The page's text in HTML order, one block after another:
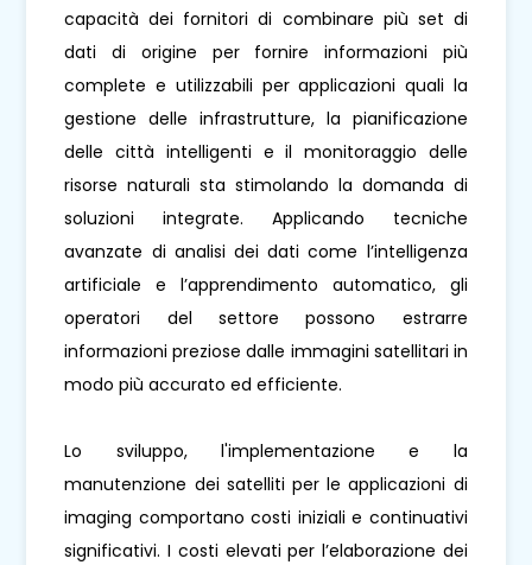
capacità dei fornitori di combinare più set di
dati di origine per fornire informazioni più
complete e utilizzabili per applicazioni quali la
gestione delle infrastrutture, la pianificazione
delle città intelligenti e il monitoraggio delle
risorse naturali sta stimolando la domanda di
soluzioni integrate. Applicando tecniche
avanzate di analisi dei dati come l’intelligenza
artificiale e l’apprendimento automatico, gli
operatori del settore possono estrarre
informazioni preziose dalle immagini satellitari in
modo più accurato ed efficiente.
Lo sviluppo, l'implementazione e la
manutenzione dei satelliti per le applicazioni di
imaging comportano costi iniziali e continuativi
significativi. I costi elevati per l’elaborazione dei